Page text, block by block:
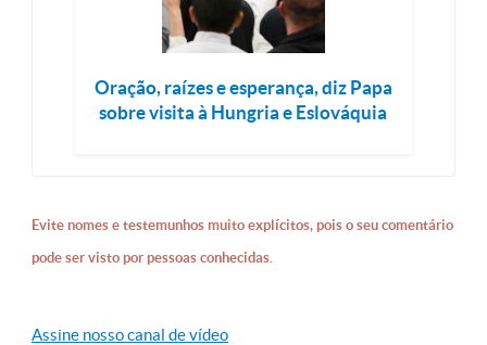
Oração, raízes e esperança, diz Papa
sobre visita à Hungria e Eslováquia
Evite nomes e testemunhos muito explícitos, pois o seu comentário
pode ser visto por pessoas conhecidas.
Assine nosso canal de vídeo